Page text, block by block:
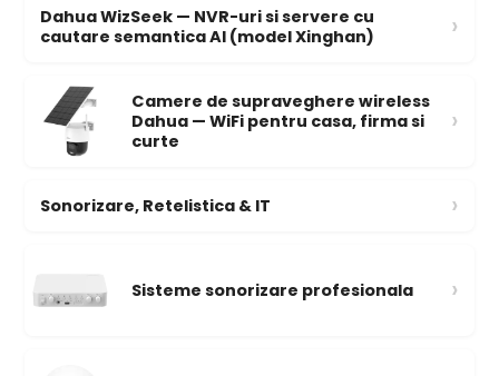
Dahua WizSeek — NVR-uri si servere cu
cautare semantica AI (model Xinghan)
›
Camere de supraveghere wireless
Dahua — WiFi pentru casa, firma si
curte
›
Sonorizare, Retelistica & IT ›
Sisteme sonorizare profesionala ›